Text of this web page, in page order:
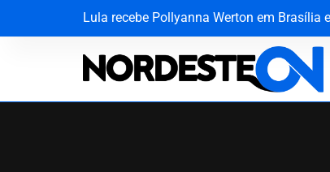
Lula recebe Pollyanna Werton em Brasília
STJ faz história ao cassar cargo de
Quando a escola se recusa a ver: a falha
Justiça da Paraíba decide que recoleta de